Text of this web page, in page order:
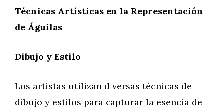
Técnicas Artísticas en la Representación
de Águilas
Dibujo y Estilo
Los artistas utilizan diversas técnicas de
dibujo y estilos para capturar la esencia de